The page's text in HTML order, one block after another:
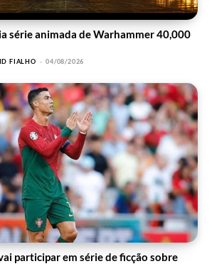
série animada de Warhammer 40,000
FIALHO - 04/08/2026
participar em série de ficção sobre